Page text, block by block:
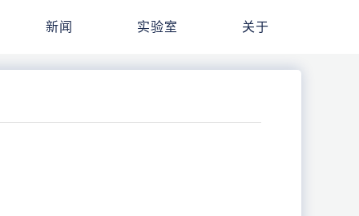
新闻 实验室 关于